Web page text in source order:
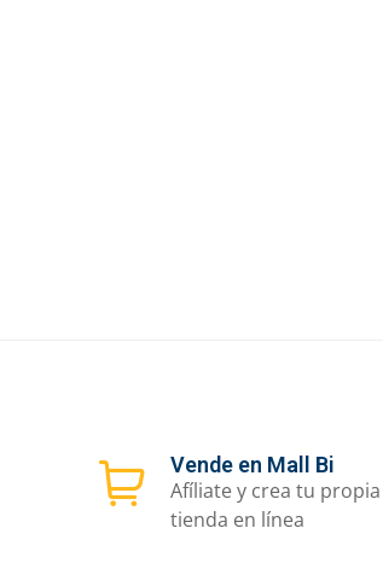
Vende en Mall Bi
Afíliate y crea tu propia
tienda en línea